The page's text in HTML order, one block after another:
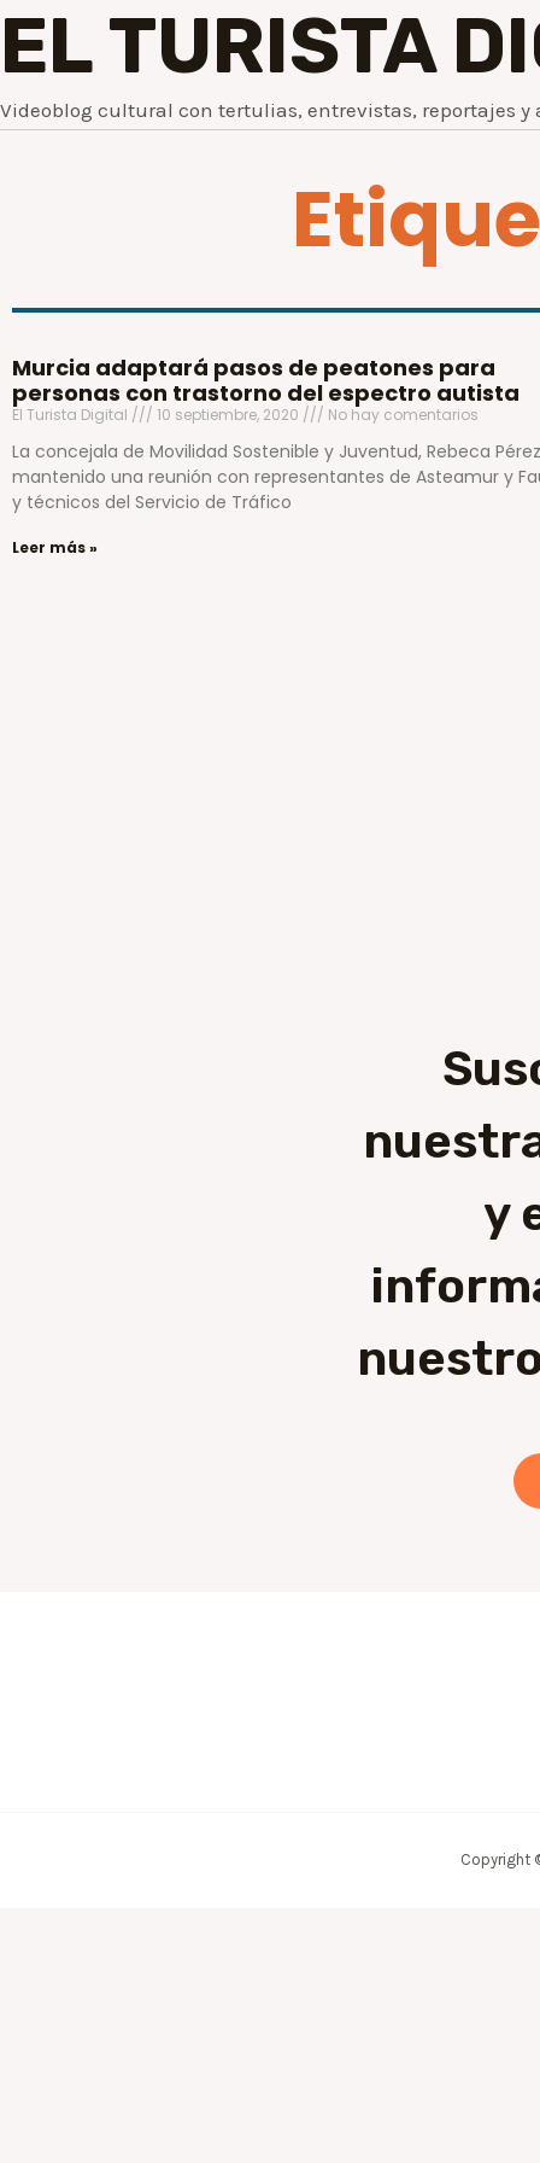
EL TURISTA
Videoblog cultural con tertulias, entrevistas, reportajes y
Murcia adaptará pasos de peatones para
personas con trastorno del espectro autista
El Turista Digital 10 septiembre, 2020 No hay comentarios
La concejala de Movilidad Sostenible y Juventud, Rebeca
mantenido una reunión con representantes de Asteamur y
y técnicos del Servicio de Tráfico
Leer más »
y
Copyright